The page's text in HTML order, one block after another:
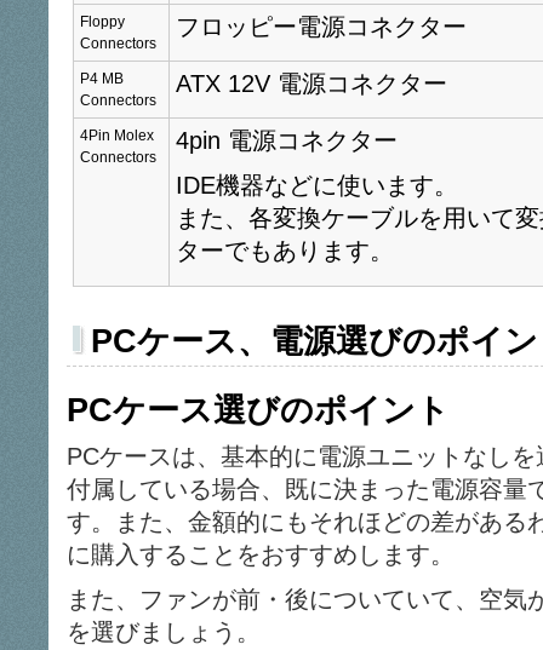
Floppy
Connectors
フロッピー電源コネクター
P4 MB
Connectors
ATX 12V 電源コネクター
4Pin Molex
Connectors
4pin 電源コネクター
IDE機器などに使います。
また、各変換ケーブルを用いて
ターでもあります。
PCケース、電源選びのポイ
PCケース選びのポイント
PCケースは、基本的に電源ユニットなし
付属している場合、既に決まった電源容量
す。また、金額的にもそれほどの差がある
に購入することをおすすめします。
また、ファンが前・後についていて、空気
を選びましょう。